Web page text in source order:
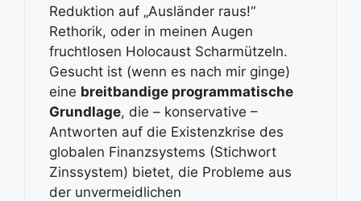
Reduktion auf „Ausländer raus!“
Rethorik, oder in meinen Augen
fruchtlosen Holocaust Scharmützeln.
Gesucht ist (wenn es nach mir ginge)
eine breitbandige programmatische
Grundlage, die – konservative –
Antworten auf die Existenzkrise des
globalen Finanzsystems (Stichwort
Zinssystem) bietet, die Probleme aus
der unvermeidlichen